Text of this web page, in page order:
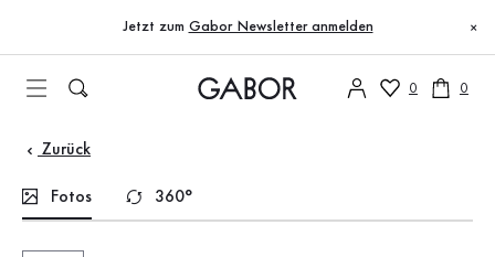
Zum Inhaltsverzeichnis
Zur Hauptnavigation
Jetzt zum Gabor Newsletter anmelden ×
0 0
Zurück
Fotos 360°